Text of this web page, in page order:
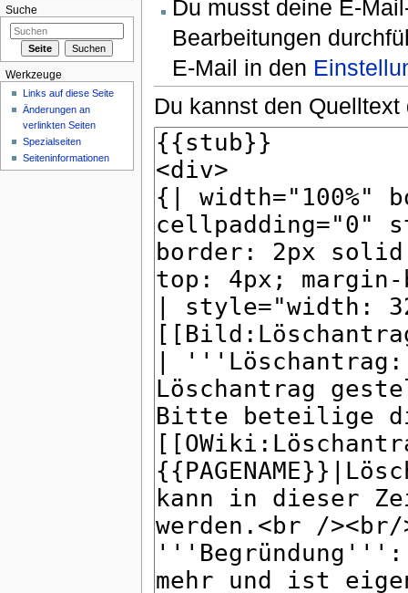
Du musst deine E-
Bearbeitungen
E-Mail in den
Du kannst den
Suche
Werkzeuge
Links auf diese Seite
Änderungen an
verlinkten Seiten
Spezialseiten
Seiteninformationen